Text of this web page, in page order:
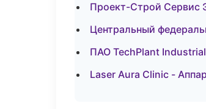
Проект-Строй Сервис
Центральный
ПАО TechPlant
Laser Aura Clinic -